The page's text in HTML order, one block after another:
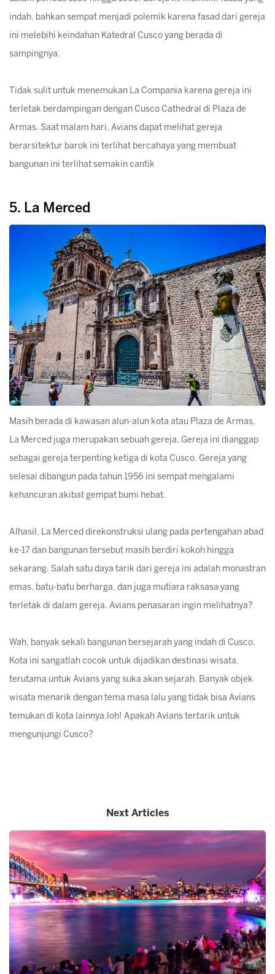
indah, bahkan sempat menjadi polemik karena fasad dari gereja
ini melebihi keindahan Katedral Cusco yang berada di
sampingnya.
Tidak sulit untuk menemukan La Compania karena gereja ini
terletak berdampingan dengan Cusco Cathedral di Plaza de
Armas. Saat malam hari, Avians dapat melihat gereja
berarsitektur barok ini terlihat bercahaya yang membuat
bangunan ini terlihat semakin cantik
5. La Merced
Masih berada di kawasan alun-alun kota atau Plaza de Armas,
La Merced juga merupakan sebuah gereja. Gereja ini dianggap
sebagai gereja terpenting ketiga di kota Cusco. Gereja yang
selesai dibangun pada tahun 1956 ini sempat mengalami
kehancuran akibat gempat bumi hebat.
Alhasil, La Merced direkonstruksi ulang pada pertengahan abad
ke-17 dan bangunan tersebut masih berdiri kokoh hingga
sekarang. Salah satu daya tarik dari gereja ini adalah monastran
emas, batu-batu berharga, dan juga mutiara raksasa yang
terletak di dalam gereja. Avians penasaran ingin melihatnya?
Wah, banyak sekali bangunan bersejarah yang indah di Cusco.
Kota ini sangatlah cocok untuk dijadikan destinasi wisata,
terutama untuk Avians yang suka akan sejarah. Banyak objek
wisata menarik dengan tema masa lalu yang tidak bisa Avians
temukan di kota lainnya,loh! Apakah Avians tertarik untuk
mengunjungi Cusco?
Next Articles